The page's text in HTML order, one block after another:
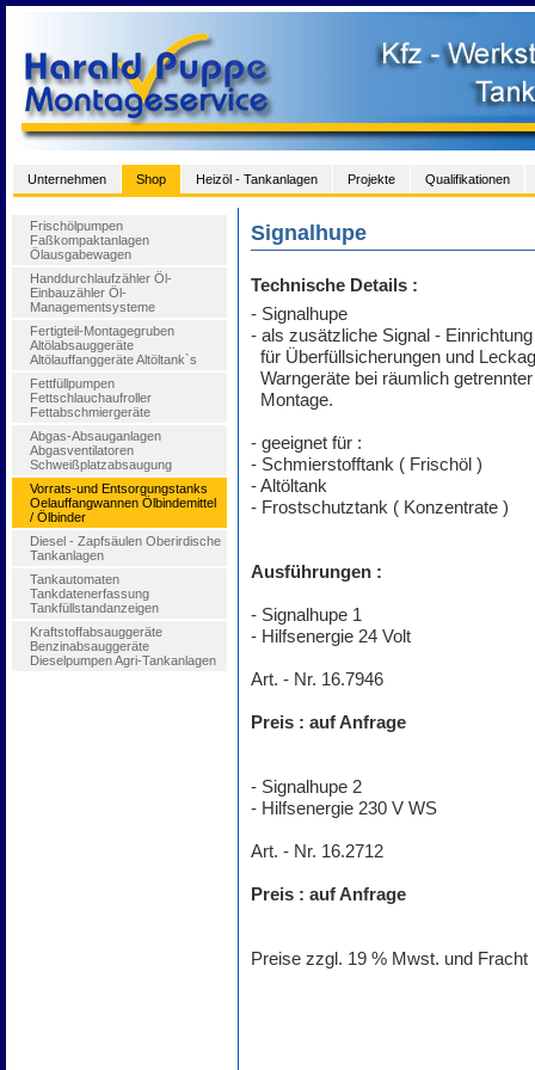
Unternehmen Shop Heizöl - Tankanlagen Projekte Qualifikationen
Signalhupe
Technische Details :
- Signalhupe
- als zusätzliche Signal - Einrichtung
für Überfüllsicherungen und
Warngeräte bei räumlich getrennter
Montage.
- geeignet für :
- Schmierstofftank ( Frischöl )
- Altöltank
- Frostschutztank ( Konzentrate )
Ausführungen :
- Signalhupe 1
- Hilfsenergie 24 Volt
Art. - Nr. 16.7946
Preis : auf Anfrage
- Signalhupe 2
- Hilfsenergie 230 V WS
Art. - Nr. 16.2712
Preis : auf Anfrage
Preise zzgl. 19 % Mwst. und Fracht
Frischölpumpen
Faßkompaktanlagen
Ölausgabewagen
Handdurchlaufzähler Öl-
Einbauzähler Öl-
Managementsysteme
Fertigteil-Montagegruben
Altölabsauggeräte
Altölauffanggeräte Altöltank`s
Fettfüllpumpen
Fettschlauchaufroller
Fettabschmiergeräte
Abgas-Absauganlagen
Abgasventilatoren
Schweißplatzabsaugung
Vorrats-und Entsorgungstanks
Oelauffangwannen Ölbindemittel
/ Ölbinder
Diesel - Zapfsäulen Oberirdische
Tankanlagen
Tankautomaten
Tankdatenerfassung
Tankfüllstandanzeigen
Kraftstoffabsauggeräte
Benzinabsauggeräte
Dieselpumpen Agri-Tankanlagen